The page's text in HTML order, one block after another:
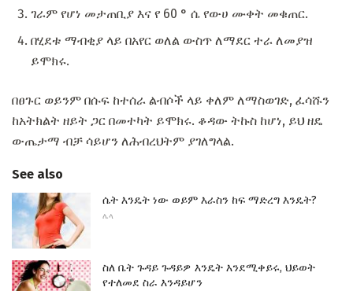
ገራም የሆነ መታጠቢያ እና የ 60 ° ሴ የውሀ ሙቀት መቁጠር.
በሂደቱ ማብቂያ ላይ በአየር ወለል ውስጥ ለማደር ተራ ለመያዝ
ይሞክሩ.
በፀጉር ወይንም በሱፍ ከተሰራ ልብሶች ላይ ቀለም ለማስወገድ, ፈሳሹን
ከአትክልት ዘይት ጋር በመተካት ይሞክሩ. ቆዳው ትኩስ ከሆነ, ይህ ዘዴ
ውጤታማ ብቻ ሳይሆን ለሕብረህትም ያገለግላል.
See also
ሴት እንዴት ነው ወይም እራስን ከፍ ማድረግ እንዴት?
ሌላ
ስለ ቤት ጉዳይ ጉዳይዎ እንዴት እንደሚቀይሩ, ህይወት
የተለመደ ስራ እንዳይሆን